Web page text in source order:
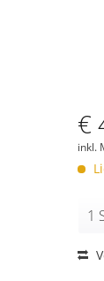
€
inkl.